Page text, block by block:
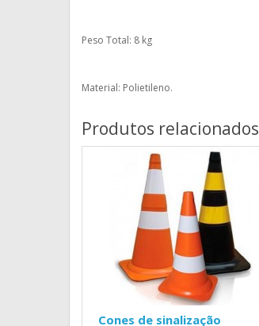
Peso Total: 8 kg
Material: Polietileno.
Produtos relacionados
Cones de sinalização